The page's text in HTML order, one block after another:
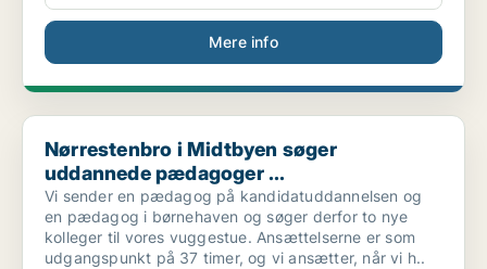
Mere info
Nørrestenbro i Midtbyen søger uddannede pædagoger ...
Nørrestenbro i Midtbyen søger
uddannede pædagoger ...
Vi sender en pædagog på kandidatuddannelsen og
en pædagog i børnehaven og søger derfor to nye
kolleger til vores vuggestue. Ansættelserne er som
udgangspunkt på 37 timer, og vi ansætter, når vi h..